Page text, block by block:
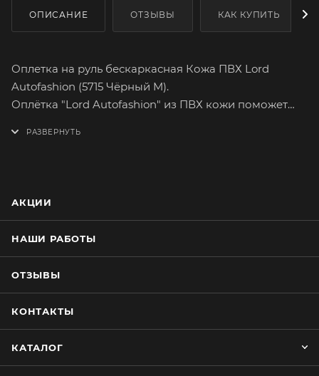
ОПИСАНИЕ ОТЗЫВЫ КАК КУПИТЬ
Оплетка на руль бескаркасная Кожа ПВХ Lord
Autofashion (5715 Чёрный M).
Оплётка "Lord Autofashion" из ПВХ кожи поможет
оригинального материала руля.
форму. Обхват тонкого руля можно увеличить,
пены. Установка не займёт много времени. В
зашивания, специальная игла и уплотнительная
Так же в ассортименте имеются и другие
АКЦИИ
НАШИ РАБОТЫ
ОТЗЫВЫ
КОНТАКТЫ
КАТАЛОГ